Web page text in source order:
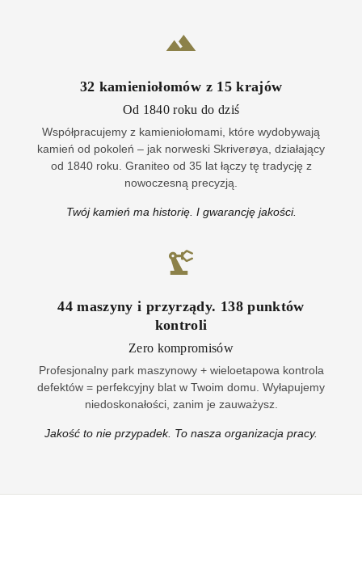
32 kamieniołomów z 15krajów
Od 1840 roku do dziś
Współpracujemy z kamieniołomami, które wydobywają
kamień od pokoleń – jak norweski Skriverøya, działający
od 1840 roku. Graniteo od 35 lat łączy tę tradycję z
nowoczesną precyzją.
Twój kamień ma historię. I gwarancję jakości.
44 maszyny i przyrządy. 138punktów
kontroli
Zero kompromisów
Profesjonalny park maszynowy + wieloetapowa kontrola
defektów = perfekcyjny blat w Twoim domu. Wyłapujemy
niedoskonałości, zanim je zauważysz.
Jakość to nie przypadek. To nasza organizacja pracy.